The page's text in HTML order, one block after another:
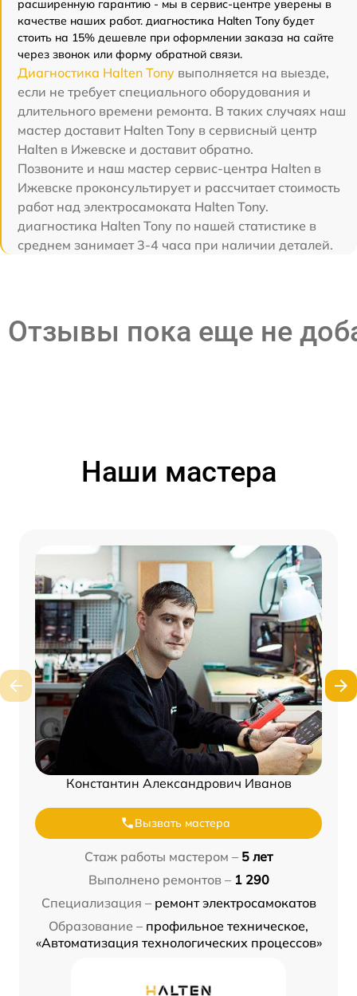
расширенную гарантию - мы в сервис-центре уверены в
качестве наших работ. диагностика Halten Tony будет
стоить на 15% дешевле при оформлении заказа на сайте
через звонок или форму обратной связи.
Диагностика Halten Tony выполняется на выезде,
если не требует специального оборудования и
длительного времени ремонта. В таких случаях наш
мастер доставит Halten Tony в сервисный центр
Halten в Ижевске и доставит обратно.
Позвоните и наш мастер сервис-центра Halten в
Ижевске проконсультирует и рассчитает стоимость
работ над электросамоката Halten Tony.
диагностика Halten Tony по нашей статистике в
среднем занимает 3-4 часа при наличии деталей.
Отзывы пока еще не
Наши мастера
Константин Александрович Иванов
Вызвать мастера
Стаж работы мастером – 5 лет
Выполнено ремонтов – 1 290
Специализация – ремонт электросамокатов
Образование – профильное техническое,
«Автоматизация технологических процессов»